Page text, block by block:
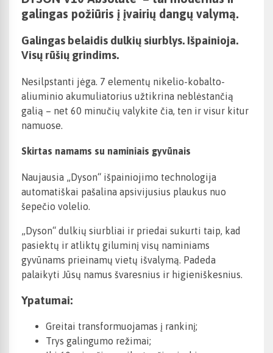
galingas požiūris į įvairių dangų valymą.
Galingas belaidis dulkių siurblys. Išpainioja.
Visų rūšių grindims.
Nesilpstanti jėga. 7 elementų nikelio-kobalto-
aliuminio akumuliatorius užtikrina neblėstančią
galią – net 60 minučių valykite čia, ten ir visur kitur
namuose.
Skirtas namams su naminiais gyvūnais
Naujausia „Dyson“ išpainiojimo technologija
automatiškai pašalina apsivijusius plaukus nuo
šepečio volelio.
„Dyson“ dulkių siurbliai ir priedai sukurti taip, kad
pasiektų ir atliktų giluminį visų naminiams
gyvūnams prieinamų vietų išvalymą. Padeda
palaikyti Jūsų namus švaresnius ir higieniškesnius.
Ypatumai:
Greitai transformuojamas į rankinį;
Trys galingumo režimai;